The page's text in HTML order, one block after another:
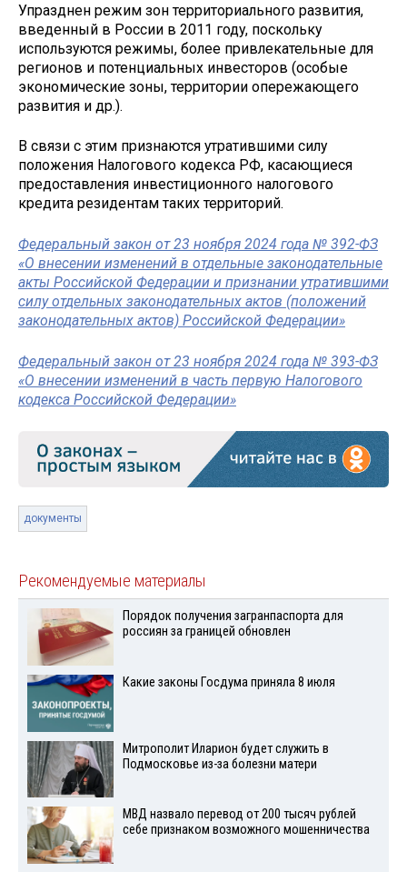
Упразднен режим зон территориального развития,
введенный в России в 2011 году, поскольку
используются режимы, более привлекательные для
регионов и потенциальных инвесторов (особые
экономические зоны, территории опережающего
развития и др.).
В связи с этим признаются утратившими силу
положения Налогового кодекса РФ, касающиеся
предоставления инвестиционного налогового
кредита резидентам таких территорий.
Федеральный закон от 23 ноября 2024 года № 392-ФЗ
«О внесении изменений в отдельные законодательные
акты Российской Федерации и признании утратившими
силу отдельных законодательных актов (положений
законодательных актов) Российской Федерации»
Федеральный закон от 23 ноября 2024 года № 393-ФЗ
«О внесении изменений в часть первую Налогового
кодекса Российской Федерации»
документы
Рекомендуемые материалы
Порядок получения загранпаспорта для
россиян за границей обновлен
Какие законы Госдума приняла 8 июля
Митрополит Иларион будет служить в
Подмосковье из-за болезни матери
МВД назвало перевод от 200 тысяч рублей
себе признаком возможного мошенничества